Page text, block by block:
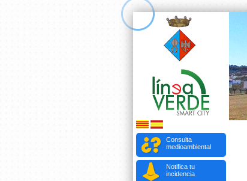
Consulta
medioambiental
Notifica tu
incidencia